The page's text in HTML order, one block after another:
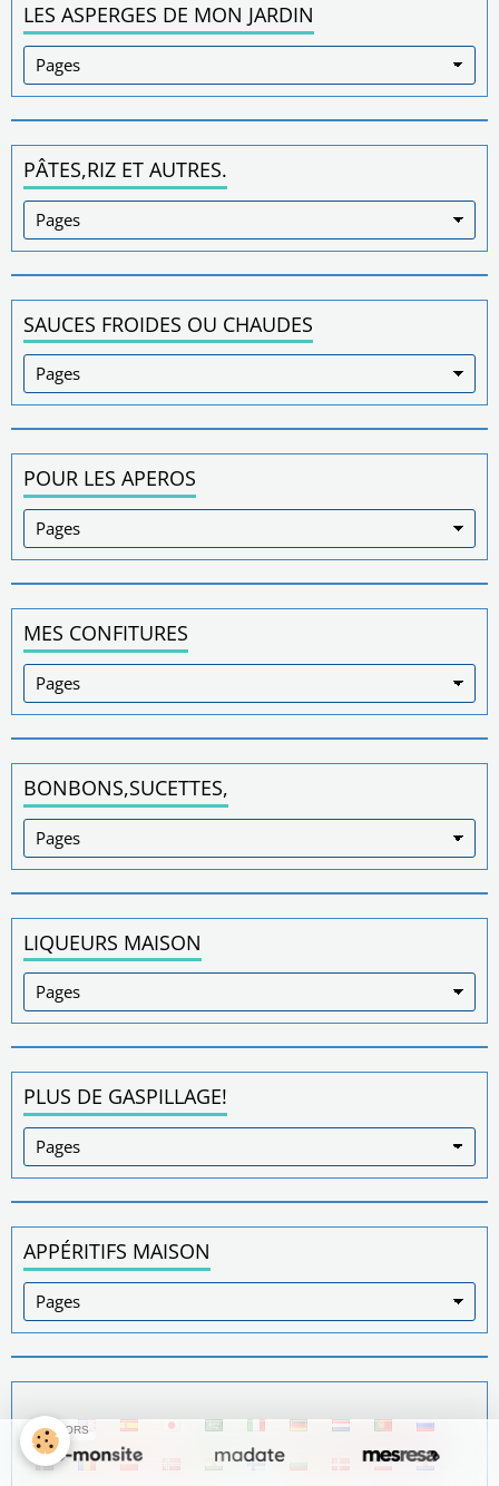
LES ASPERGES DE MON JARDIN
PÂTES,RIZ ET AUTRES.
SAUCES FROIDES OU CHAUDES
POUR LES APEROS
MES CONFITURES
BONBONS,SUCETTES,
LIQUEURS MAISON
PLUS DE GASPILLAGE!
APPÉRITIFS MAISON
SPONSORS